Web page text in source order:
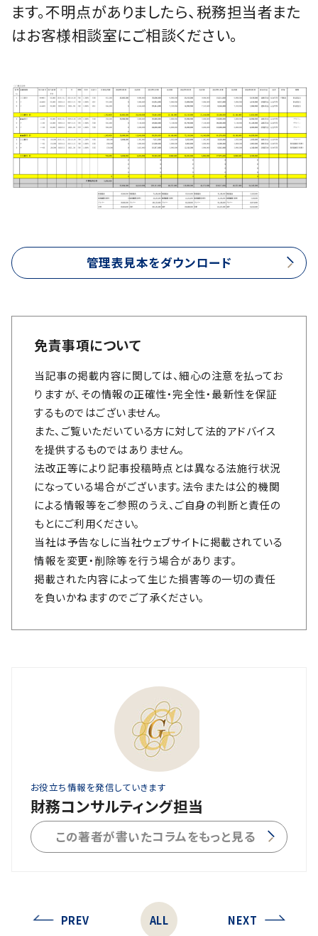
ます。不明点がありましたら、税務担当者また
はお客様相談室にご相談ください。
管理表見本をダウンロード
免責事項について
当記事の掲載内容に関しては、細心の注意を払ってお
りますが、その情報の正確性・完全性・最新性を保証
するものではございません。
また、ご覧いただいている方に対して法的アドバイス
を提供するものではありません。
法改正等により記事投稿時点とは異なる法施行状況
になっている場合がございます。法令または公的機関
による情報等をご参照のうえ、ご自身の判断と責任の
もとにご利用ください。
当社は予告なしに当社ウェブサイトに掲載されている
情報を変更・削除等を行う場合があります。
掲載された内容によって生じた損害等の一切の責任
を負いかねますのでご了承ください。
お役立ち情報を発信していきます
財務コンサルティング担当
この著者が書いたコラムをもっと見る
PREV ALL NEXT